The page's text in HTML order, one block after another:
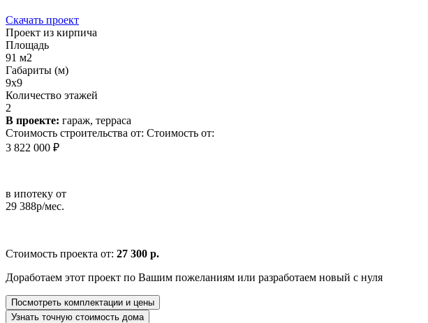
Скачать проект
Проект из кирпича
Площадь
91 м2
Габариты (м)
9х9
Количество этажей
2
В проекте: гараж, терраса
Стоимость строительства от: Стоимость от:
3 822 000 ₽
в ипотеку от
29 388р/мес.
Стоимость проекта от: 27 300 р.
Доработаем этот проект по Вашим пожеланиям или разработаем новый с нуля
Посмотреть комплектации и цены
Узнать точную стоимость дома